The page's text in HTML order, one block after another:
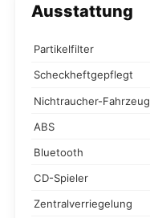
Ausstattung
Partikelfilter
Scheckheftgepflegt
Nichtraucher-Fahrzeug
ABS
Bluetooth
CD-Spieler
Zentralverriegelung